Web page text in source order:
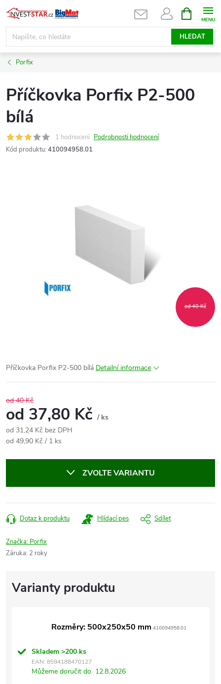
Přejít
na
obsah
HLEDAT
NÁKUPNÍ
KOŠÍK
Porfix
Příčkovka Porfix P2-500
bílá
1 hodnocení Podrobnosti hodnocení
Kód produktu: 410094958.01
od 40 Kč
Příčkovka Porfix P2-500 bílá Detailní informace
od 40 Kč
od 37,80 Kč / ks
od 31,24 Kč bez DPH
Měrná
od 49,90 Kč / 1 ks
ZVOLTE VARIANTU
Dotaz k produktu Hlídací pes Sdílet
Značka: Porfix
Záruka: 2 roky
Rozměry: 500x250x50 mm 410094958.01
Skladem >200 ks
EAN: 8594188470127
Můžeme doručit do 12.8.2026